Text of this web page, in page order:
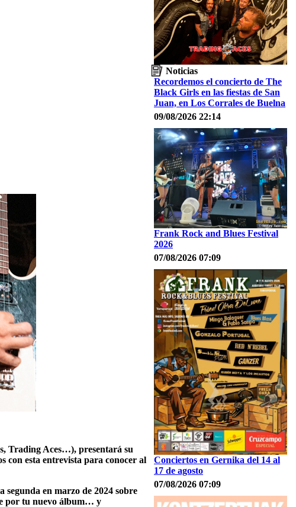
Trading Aces…), presentará su
con esta entrevista para conocer al
segunda en marzo de 2024 sobre
por tu nuevo álbum… y
Noticias
Recordemos el concierto de The
Black Girls en las fiestas de San
Juan, en Los Corrales de Buelna
09/08/2026 22:14
Frank Rock and Blues Festival
2026
07/08/2026 07:09
Conciertos en Gernika del 14 al
17 de agosto
07/08/2026 07:09